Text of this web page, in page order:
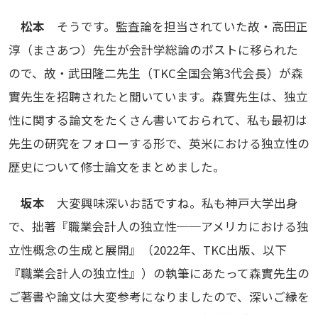
松本 そうです。監査論を担当されていた故・高田正
淳（まさあつ）先生が会計学総論のポストに移られた
ので、故・武田隆二先生（TKC全国会第3代会長）が森
實先生を招聘されたと聞いています。森實先生は、独立
性に関する論文をたくさん書いておられて、私も最初は
先生の研究をフォローする形で、英米における独立性の
歴史について修士論文をまとめました。
坂本 大変興味深いお話ですね。私も神戸大学出身
で、拙著『職業会計人の独立性──アメリカにおける独
立性概念の生成と展開』（2022年、TKC出版、以下
『職業会計人の独立性』）の執筆にあたって森實先生の
ご著書や論文は大変参考になりましたので、深いご縁を